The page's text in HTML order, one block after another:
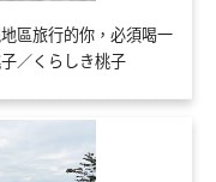
區旅行的你，必須喝一
／くらしき桃子